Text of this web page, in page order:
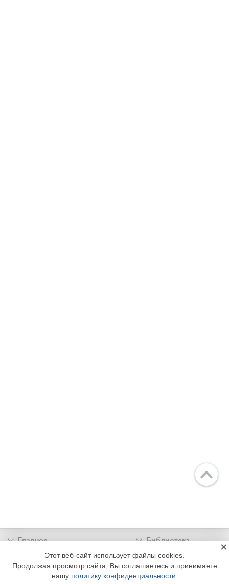
Главное
Библиотека
Подписка
Реклама
Информация
Этот веб-сайт использует файлы cookies.
Продолжая просмотр сайта, Вы соглашаетесь и принимаете
нашу политику конфиденциальности
×